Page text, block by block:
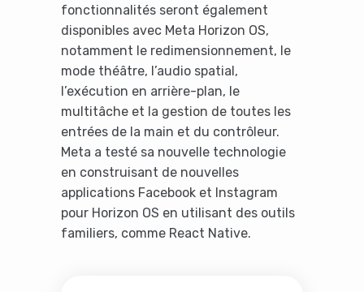
fonctionnalités seront également
disponibles avec Meta Horizon OS,
notamment le redimensionnement, le
mode théâtre, l’audio spatial,
l’exécution en arrière-plan, le
multitâche et la gestion de toutes les
entrées de la main et du contrôleur.
Meta a testé sa nouvelle technologie
en construisant de nouvelles
applications Facebook et Instagram
pour Horizon OS en utilisant des outils
familiers, comme React Native.